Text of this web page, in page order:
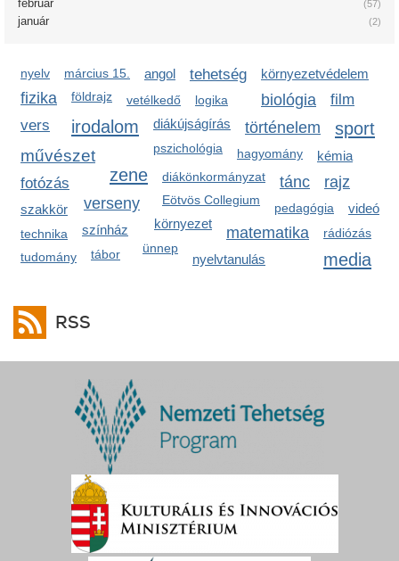
(57)
február
(2)
január
nyelv március 15. angol tehetség környezetvédelem
fizika földrajz biológia
vetélkedő film
irodalom diákújságírás
vers történelem
pszichológia
művészet
sport
hagyomány kémia
zene diákönkormányzat
logika
tánc rajz
fotózás
Eötvös Collegium
verseny pedagógia
környezet
szakkör
videó
színház
matematika rádiózás
technika
ünnep
media
tudomány tábor nyelvtanulás
RSS